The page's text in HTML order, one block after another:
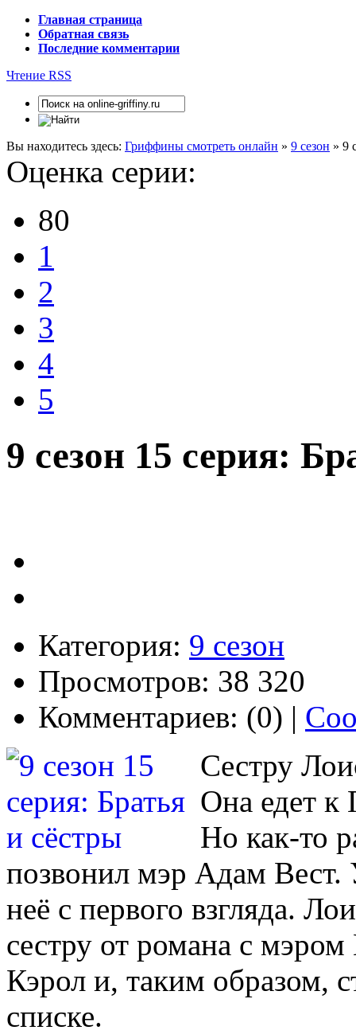
Главная страница
Обратная связь
Последние комментарии
Чтение RSS
Вы находитесь здесь: Гриффины смотреть онлайн » 9 сезон » 9
Оценка серии:
80
1
2
3
4
5
9 сезон 15 серия:
Категория: 9 сезон
Просмотров: 38 320
Комментариев: (0) |
Сестру
Она едет к
Но как-то
позвонил мэр Адам Вест.
неё с первого взгляда.
сестру от романа с
Кэрол и, таким образом,
списке.